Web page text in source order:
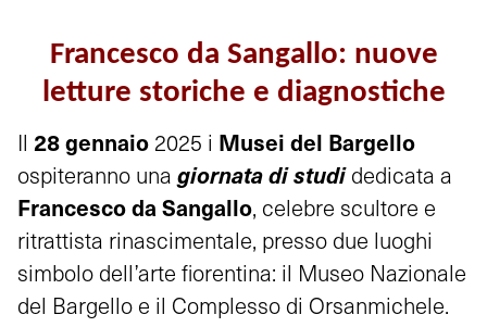
Francesco da Sangallo: nuove
letture storiche e diagnostiche
Il 28 gennaio 2025 i Musei del Bargello
ospiteranno una giornata di studidedicata a
Francesco da Sangallo, celebre scultore e
ritrattista rinascimentale, presso due luoghi
simbolo dell’arte fiorentina: il Museo Nazionale
del Bargello e il Complesso di Orsanmichele.